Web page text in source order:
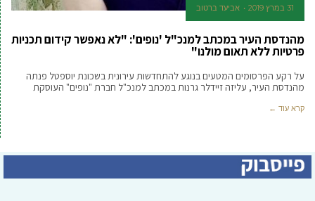
31 במרץ 2019 אביעד ברטוב
מהנדסת העיר במכתב למנכ"ל 'נופים': "לא נאפשר קידום תכניות
פרטיות ללא תאום מולנו"
על רקע הפרסומים המטעים בנוגע להתחדשות עירונית בשכונת יוספטל פנתה
מהנדסת העיר, עליזה זיידלר גרנות במכתב למנכ"ל חברת "נופים" העוסקת
קרא עוד ←